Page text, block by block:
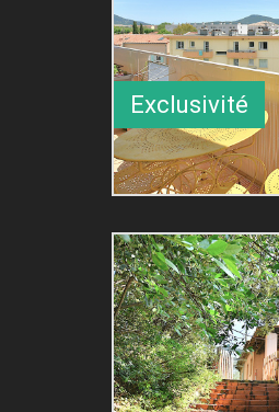
Exclusivité